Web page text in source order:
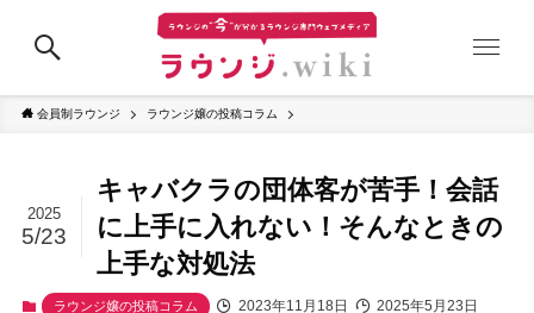
会員制ラウンジ ラウンジ嬢の投稿コラム
キャバクラの団体客が苦手！会話
に上手に入れない！そんなときの
上手な対処法
2025
5/23
ラウンジ嬢の投稿コラム 2023年11月18日 2025年5月23日